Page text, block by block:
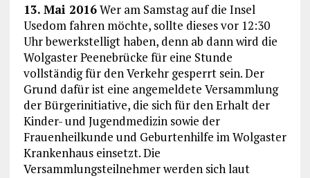
13. Mai 2016Wer am Samstag auf die Insel
Usedom fahren möchte, sollte dieses vor 12:30
Uhr bewerkstelligt haben, denn ab dann wird die
Wolgaster Peenebrücke für eine Stunde
vollständig für den Verkehr gesperrt sein. Der
Grund dafür ist eine angemeldete Versammlung
der Bürgerinitiative, die sich für den Erhalt der
Kinder- und Jugendmedizin sowie der
Frauenheilkunde und Geburtenhilfe im Wolgaster
Krankenhaus einsetzt. Die
Versammlungsteilnehmer werden sich laut